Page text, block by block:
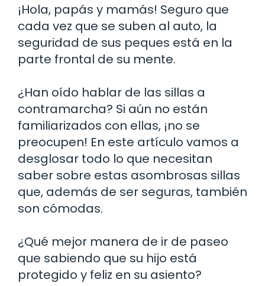
¡Hola, papás y mamás! Seguro que
cada vez que se suben al auto, la
seguridad de sus peques está en la
parte frontal de su mente.
¿Han oído hablar de las sillas a
contramarcha? Si aún no están
familiarizados con ellas, ¡no se
preocupen! En este artículo vamos a
desglosar todo lo que necesitan
saber sobre estas asombrosas sillas
que, además de ser seguras, también
son cómodas.
¿Qué mejor manera de ir de paseo
que sabiendo que su hijo está
protegido y feliz en su asiento?